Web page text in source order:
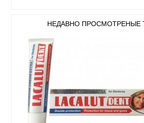
НЕДАВНО ПРОСМОТРЕНЫЕ